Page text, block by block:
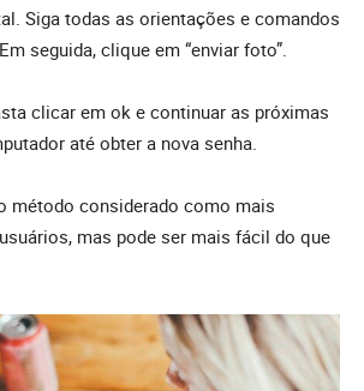
Siga todas as orientações e comandos
seguida, clique em “enviar foto”.
clicar em ok e continuar as próximas
até obter a nova senha.
método considerado como mais
mas pode ser mais fácil do que